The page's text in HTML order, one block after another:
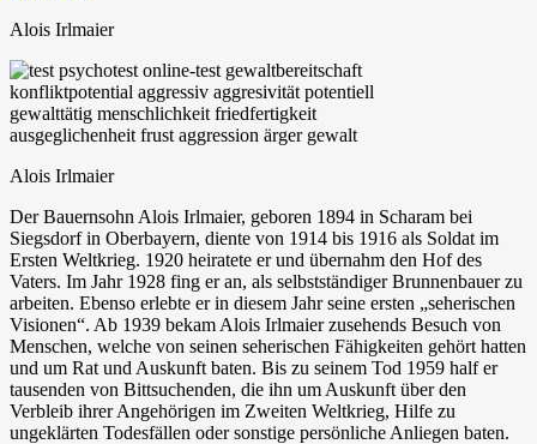
Alois Irlmaier
Alois Irlmaier
Der Bauernsohn Alois Irlmaier, geboren 1894 in Scharam bei
Siegsdorf in Oberbayern, diente von 1914 bis 1916 als Soldat im
Ersten Weltkrieg. 1920 heiratete er und übernahm den Hof des
Vaters. Im Jahr 1928 fing er an, als selbstständiger Brunnenbauer zu
arbeiten. Ebenso erlebte er in diesem Jahr seine ersten „seherischen
Visionen“. Ab 1939 bekam Alois Irlmaier zusehends Besuch von
Menschen, welche von seinen seherischen Fähigkeiten gehört hatten
und um Rat und Auskunft baten. Bis zu seinem Tod 1959 half er
tausenden von Bittsuchenden, die ihn um Auskunft über den
Verbleib ihrer Angehörigen im Zweiten Weltkrieg, Hilfe zu
ungeklärten Todesfällen oder sonstige persönliche Anliegen baten.